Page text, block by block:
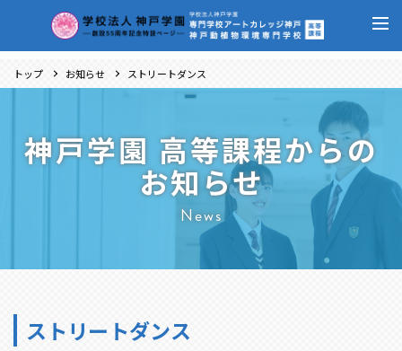
トップ お知らせ ストリートダンス
神戸学園 高等課程からの
お知らせ
News
ストリートダンス